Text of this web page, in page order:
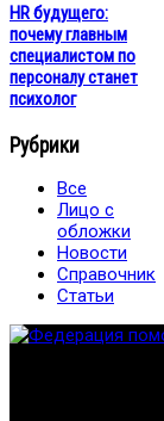
HR будущего:
почему главным
специалистом по
персоналу станет
психолог
Рубрики
Все
Лицо с
обложки
Новости
Справочник
Статьи